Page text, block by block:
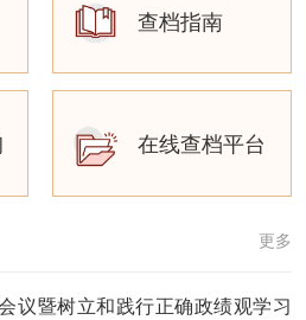
查档指南
在线查档平台
更多
议暨树立和践行正确政绩观学习